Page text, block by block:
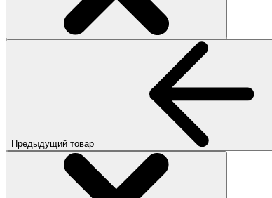
Предыдущий товар